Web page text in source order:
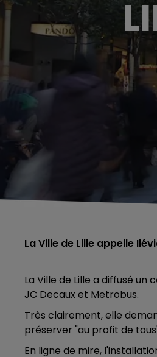
La Ville de Lille appelle
La Ville de Lille a diffusé
JC Decaux et Metrobus.
Très clairement, elle
préserver "au profit de
En ligne de mire,